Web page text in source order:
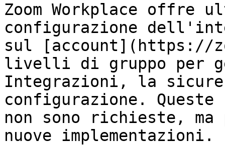
Zoom Workplace
configurazione
sul [account](https://
livelli di gruppo per
Integrazioni, la
configurazione.
non sono richieste,
nuove implementazioni.